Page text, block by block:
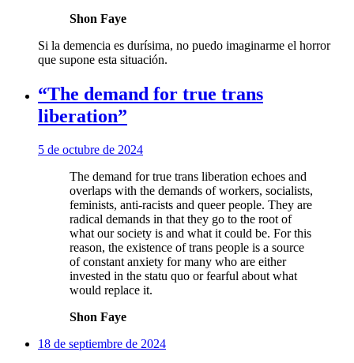
Shon Faye
Si la demencia es durísima, no puedo imaginarme el horror
que supone esta situación.
“The demand for true trans
liberation”
5 de octubre de 2024
The demand for true trans liberation echoes and
overlaps with the demands of workers, socialists,
feminists, anti-racists and queer people. They are
radical demands in that they go to the root of
what our society is and what it could be. For this
reason, the existence of trans people is a source
of constant anxiety for many who are either
invested in the statu quo or fearful about what
would replace it.
Shon Faye
18 de septiembre de 2024